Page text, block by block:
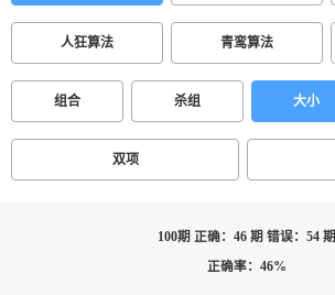
人狂算法 青鸾算法
组合 杀组 大小
双项
100期 正确：46 期 错误：54 期
正确率：46%